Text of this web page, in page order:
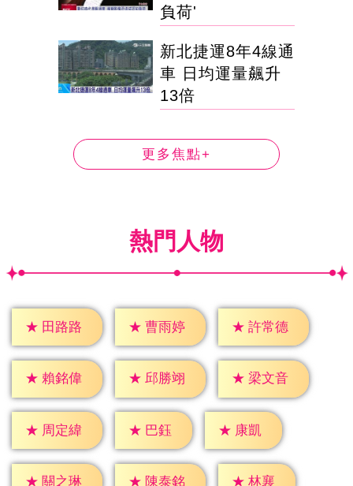
負荷'
新北捷運8年4線通
車 日均運量飆升
13倍
更多焦點+
熱門人物
★ 田路路 ★ 曹雨婷 ★ 許常德
★ 賴銘偉 ★ 邱勝翊 ★ 梁文音
★ 周定緯 ★ 巴鈺 ★ 康凱
★ 關之琳 ★ 陳泰銘 ★ 林襄